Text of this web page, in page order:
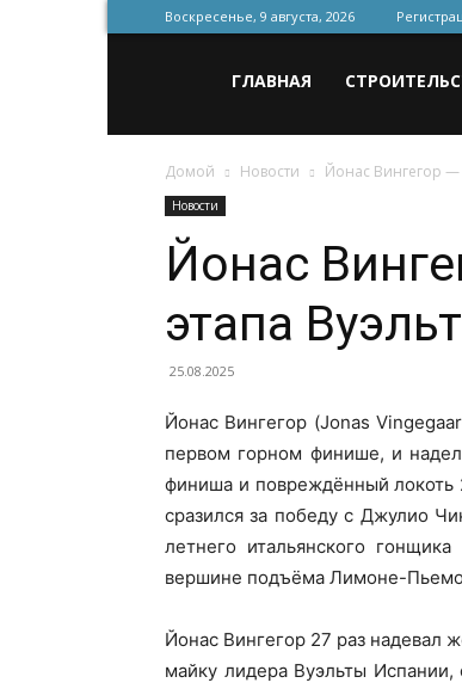
Воскресенье, 9 августа, 2026
для
строительства
и
ремонта
ГЛАВНАЯ
Домой Новости Йонас Вингегор —
Новости
Йонас
этапа
25.08.2025
Йонас Вингегор (Jonas
первом горном финише, и
финиша и повреждённый локоть
сразился за победу с Джулио
летнего итальянского
вершине подъёма Лимоне-
Йонас Вингегор 27 раз надевал
майку лидера Вуэльты